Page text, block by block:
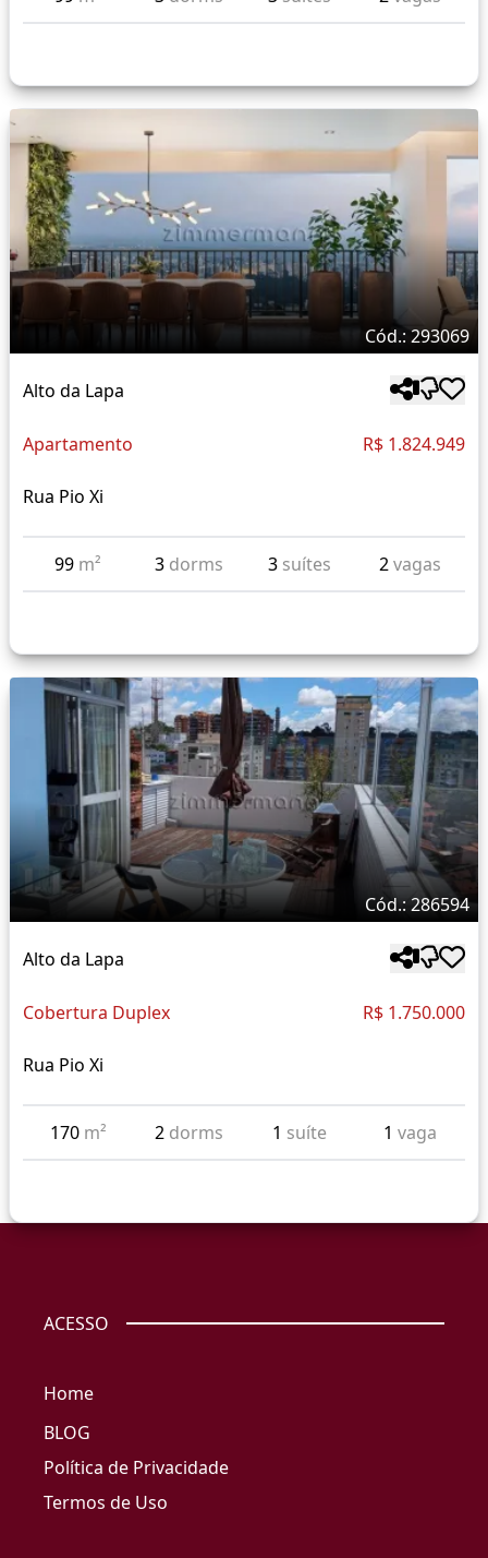
Cód.: 293069
Alto da Lapa
Apartamento R$ 1.824.949
Rua Pio Xi
99 m² 3 dorms 3 suítes 2vagas
Cód.: 286594
Alto da Lapa
Cobertura Duplex R$ 1.750.000
Rua Pio Xi
170 m² 2 dorms 1 suíte 1 vaga
ACESSO
Home
BLOG
Política de Privacidade
Termos de Uso